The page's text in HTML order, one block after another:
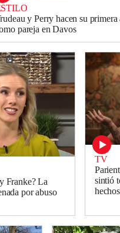
y Perry hacen su primera
pareja en Davos
Franke? La
por abuso
TV
sintió
hechos